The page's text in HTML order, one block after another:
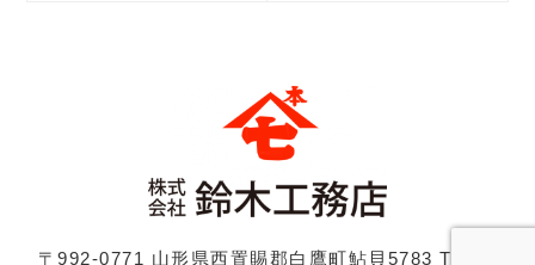
〒992-0771 山形県西置賜郡白鷹町鮎貝5783 TEL：